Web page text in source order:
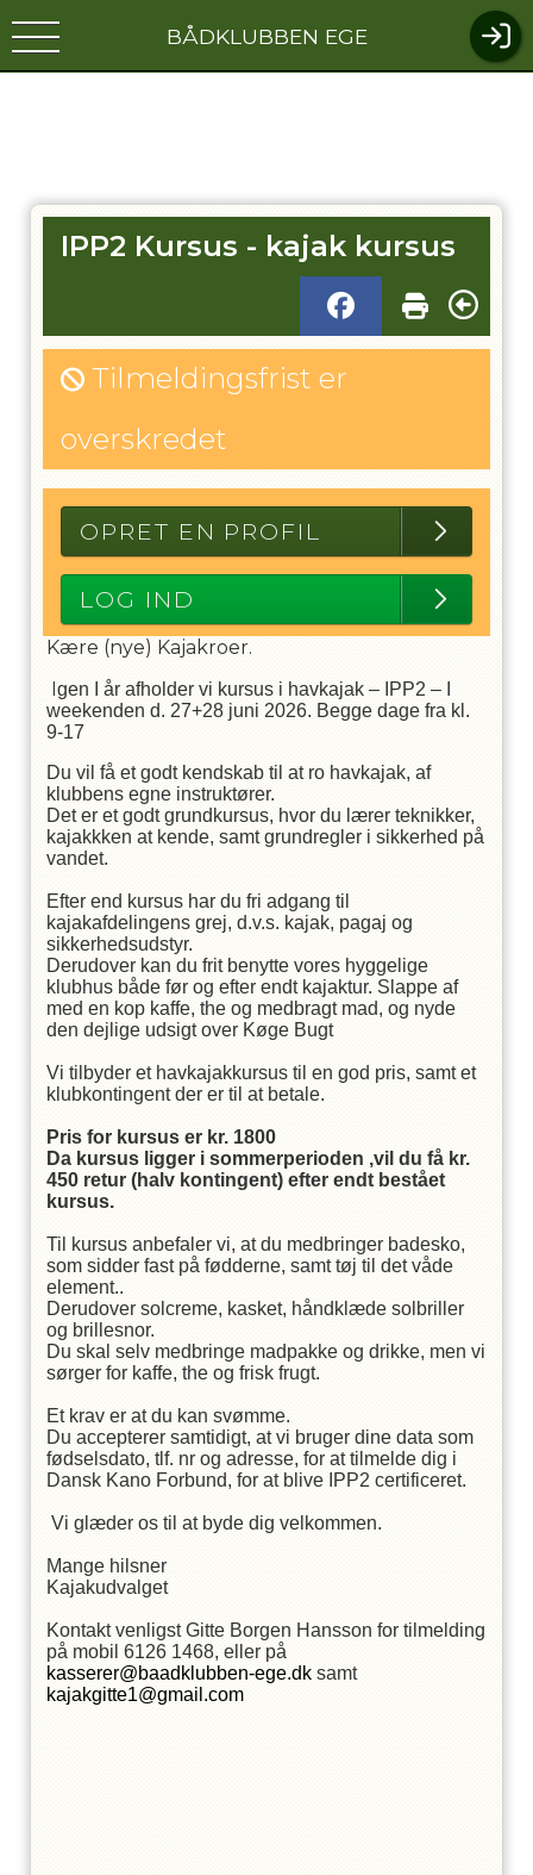
BÅDKLUBBEN EGE
IPP2 Kursus - kajak kursus
Tilmeldingsfrist er
overskredet
OPRET EN PROFIL
LOG IND
Kære (nye) Kajakroer.
Igen I år afholder vi kursus i havkajak – IPP2 – I
weekenden d. 27+28 juni 2026. Begge dage fra kl.
9-17
Du vil få et godt kendskab til at ro havkajak, af
klubbens egne instruktører.
Det er et godt grundkursus, hvor du lærer teknikker,
kajakkken at kende, samt grundregler i sikkerhed på
vandet.
Efter end kursus har du fri adgang til
kajakafdelingens grej, d.v.s. kajak, pagaj og
sikkerhedsudstyr.
Derudover kan du frit benytte vores hyggelige
klubhus både før og efter endt kajaktur. Slappe af
med en kop kaffe, the og medbragt mad, og nyde
den dejlige udsigt over Køge Bugt
Vi tilbyder et havkajakkursus til en god pris, samt et
klubkontingent der er til at betale.
Pris for kursus er kr. 1800
Da kursus ligger i sommerperioden ,vil du få kr.
450 retur (halv kontingent) efter endt bestået
kursus.
Til kursus anbefaler vi, at du medbringer badesko,
som sidder fast på fødderne, samt tøj til det våde
element..
Derudover solcreme, kasket, håndklæde solbriller
og brillesnor.
Du skal selv medbringe madpakke og drikke, men vi
sørger for kaffe, the og frisk frugt.
Et krav er at du kan svømme.
Du accepterer samtidigt, at vi bruger dine data som
fødselsdato, tlf. nr og adresse, for at tilmelde dig i
Dansk Kano Forbund, for at blive IPP2 certificeret.
Vi glæder os til at byde dig velkommen.
Mange hilsner
Kajakudvalget
Kontakt venligst Gitte Borgen Hansson for tilmelding
på mobil 6126 1468, eller på
kasserer@baadklubben-ege.dk samt
kajakgitte1@gmail.com